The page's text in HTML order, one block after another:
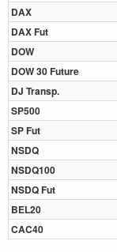
DAX
DAX Fut
DOW
DOW 30 Future
DJ Transp.
SP500
SP Fut
NSDQ
NSDQ100
NSDQ Fut
BEL20
CAC40